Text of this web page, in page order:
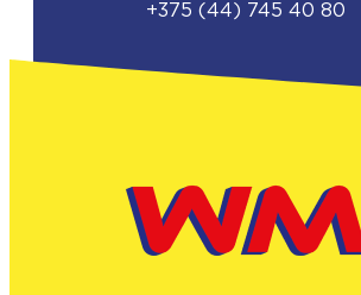
+375 (44) 745 40 80